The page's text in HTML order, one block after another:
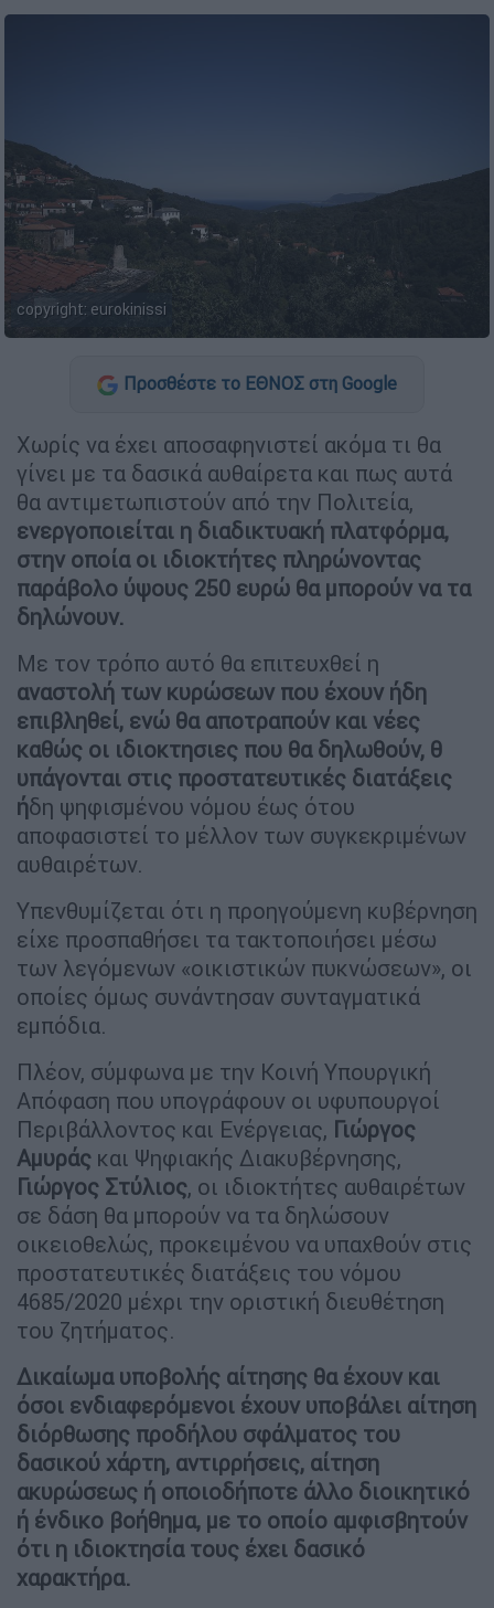
copyright: eurokinissi
Προσθέστε το ΕΘΝΟΣ στη Google
Χωρίς να έχει αποσαφηνιστεί ακόμα τι θα
γίνει με τα δασικά αυθαίρετα και πως αυτά
θα αντιμετωπιστούν από την Πολιτεία,
ενεργοποιείται η διαδικτυακή πλατφόρμα,
στην οποία οι ιδιοκτήτες πληρώνοντας
παράβολο ύψους 250 ευρώ θα μπορούν να τα
δηλώνουν.
Με τον τρόπο αυτό θα επιτευχθεί η
αναστολή των κυρώσεων που έχουν ήδη
επιβληθεί, ενώ θα αποτραπούν και νέες
καθώς οι ιδιοκτησιες που θα δηλωθούν, θ
υπάγονται στις προστατευτικές διατάξεις
ήδη ψηφισμένου νόμου έως ότου
αποφασιστεί το μέλλον των συγκεκριμένων
αυθαιρέτων.
Υπενθυμίζεται ότι η προηγούμενη κυβέρνηση
είχε προσπαθήσει τα τακτοποιήσει μέσω
των λεγόμενων «οικιστικών πυκνώσεων», οι
οποίες όμως συνάντησαν συνταγματικά
εμπόδια.
Πλέον, σύμφωνα με την Κοινή Υπουργική
Απόφαση που υπογράφουν οι υφυπουργοί
Περιβάλλοντος και Ενέργειας, Γιώργος
Αμυράς και Ψηφιακής Διακυβέρνησης,
Γιώργος Στύλιος, οι ιδιοκτήτες αυθαιρέτων
σε δάση θα μπορούν να τα δηλώσουν
οικειοθελώς, προκειμένου να υπαχθούν στις
προστατευτικές διατάξεις του νόμου
4685/2020 μέχρι την οριστική διευθέτηση
του ζητήματος.
Δικαίωμα υποβολής αίτησης θα έχουν και
όσοι ενδιαφερόμενοι έχουν υποβάλει αίτηση
διόρθωσης προδήλου σφάλματος του
δασικού χάρτη, αντιρρήσεις, αίτηση
ακυρώσεως ή οποιοδήποτε άλλο διοικητικό
ή ένδικο βοήθημα, με το οποίο αμφισβητούν
ότι η ιδιοκτησία τους έχει δασικό
χαρακτήρα.